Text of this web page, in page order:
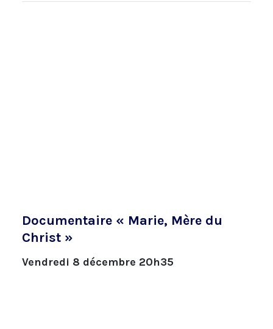
Documentaire « Marie, Mère du
Christ »
Vendredi 8 décembre 20h35